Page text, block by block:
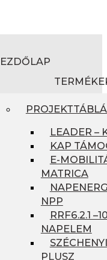
LEADER –
KAP
E-
MATRICA
NPP
RRF6.2.1
NAPELEM
PLUSZ